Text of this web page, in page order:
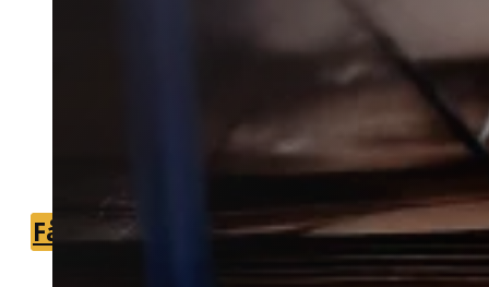
Mølbekæmpelse i Nørre Nebel kan
være relevant, hvis du har opdaget
Vi forbinder dig med lokale partnere,
som kan hjælpe hurtigt og effektivt i
Få et tilbud +45 51 90 85 46